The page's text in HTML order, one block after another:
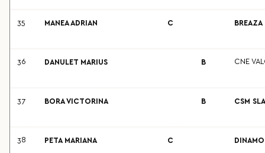
35 MANEA ADRIAN C BREAZA
36 DANULET MARIUS B CNE
37 BORA VICTORINA B CSM
38 PETA MARIANA C